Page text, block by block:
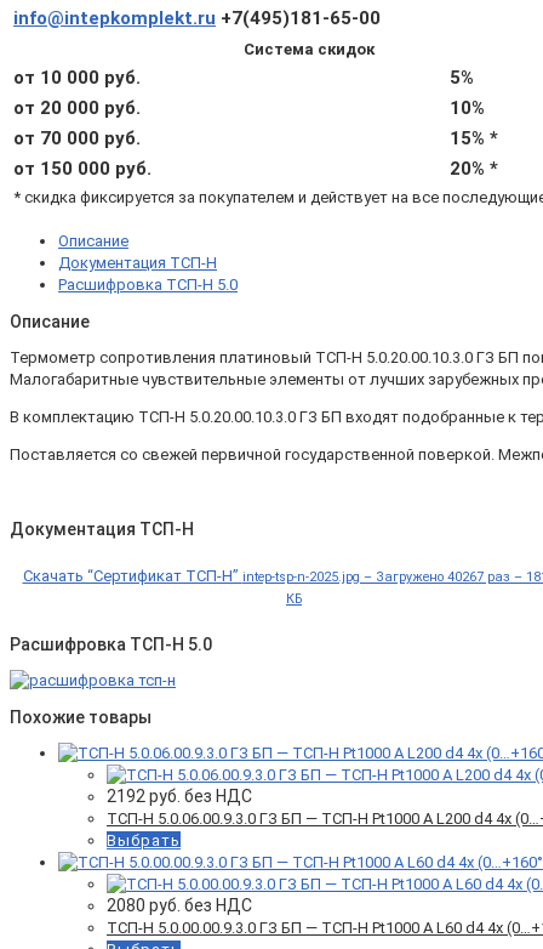
5.0.20.00.10.3.0
ГЗ
—
Н
Pt1000
d4
(0...+160°С)
гильзой
и
info@intepkomplekt.ru +7(495)181-65-00
Система скидок
от 10 000 руб.
5%
от 20 000 руб.
10%
от 70 000 руб.
15% *
от 150 000 руб.
20% *
* скидка фиксируется за покупателем и действует на все
Описание
Документация ТСП-Н
Расшифровка ТСП-Н 5.0
Описание
Термометр сопротивления платиновый ТСП-Н 5.0.20.00.10.3.0 ГЗ БП
Малогабаритные чувствительные элементы от лучших зарубежных
В комплектацию ТСП-Н 5.0.20.00.10.3.0 ГЗ БП входят подобранные к
Поставляется со свежей первичной государственной поверкой.
Документация ТСП-Н
Скачать “Сертификат ТСП-Н” intep-tsp-n-2025.jpg – Загружено 40267 раз –
КБ
Расшифровка ТСП-Н 5.0
Похожие товары
2192руб. без НДС
ТСП-Н 5.0.06.00.9.3.0 ГЗ БП — ТСП-Н Pt1000 A L200 d4 4x
Выбрать
2080 руб. без НДС
ТСП-Н 5.0.00.00.9.3.0 ГЗ БП — ТСП-Н Pt1000 A L60 d4 4x